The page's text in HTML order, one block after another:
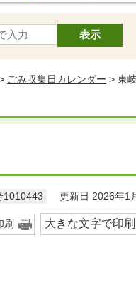
ごみ収集日カレンダー > 東
1010443 更新日 2026年1
刷 大きな文字で印刷